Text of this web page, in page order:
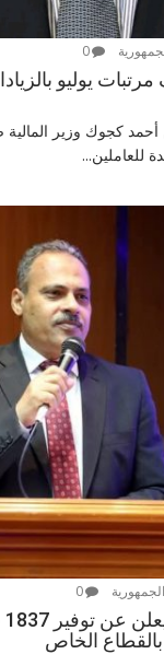
0
يوليو
كجوك وزير
للعاملين...
الجمهورية 0